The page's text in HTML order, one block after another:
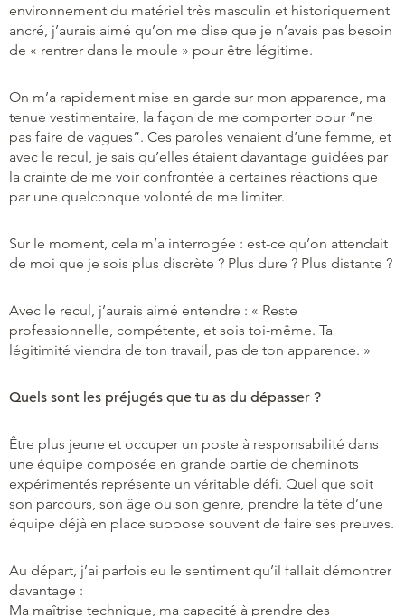
environnement du matériel très masculin et historiquement
ancré, j’aurais aimé qu’on me dise que je n’avais pas besoin
de « rentrer dans le moule » pour être légitime.
On m’a rapidement mise en garde sur mon apparence, ma
tenue vestimentaire, la façon de me comporter pour “ne
pas faire de vagues”. Ces paroles venaient d’une femme, et
avec le recul, je sais qu’elles étaient davantage guidées par
la crainte de me voir confrontée à certaines réactions que
par une quelconque volonté de me limiter.
Sur le moment, cela m’a interrogée : est-ce qu’on attendait
de moi que je sois plus discrète ? Plus dure ? Plus distante ?
Avec le recul, j’aurais aimé entendre : « Reste
professionnelle, compétente, et sois toi-même. Ta
légitimité viendra de ton travail, pas de ton apparence. »
Quels sont les préjugés que tu as du dépasser ?
Être plus jeune et occuper un poste à responsabilité dans
une équipe composée en grande partie de cheminots
expérimentés représente un véritable défi. Quel que soit
son parcours, son âge ou son genre, prendre la tête d’une
équipe déjà en place suppose souvent de faire ses preuves.
Au départ, j’ai parfois eu le sentiment qu’il fallait démontrer
davantage :
Ma maîtrise technique, ma capacité à prendre des